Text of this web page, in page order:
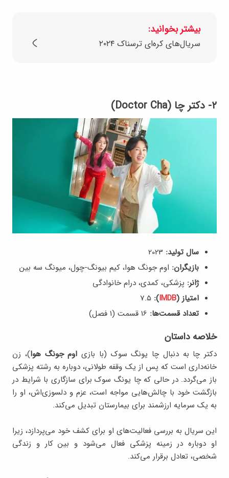
بیشتر بخوانید:
سریال‌های کره‌ای ترسناک ۲۰۲۴
۲- دکتر چا (Doctor Cha)
سال تولید:
بازیگران: اوم جونگ هوا، کیم بیونگ-چول، میونگ سه بین
ژانر: پزشکی، کمدی، درام خانوادگی
امتیاز (IMDB
):
تعداد قسمت‌ها:
خلاصه داستان
دکتر چا به دنبال چا یونگ سوک (با بازی اوم جونگ هوا)، زن
خانه‌داری است که پس از یک وقفه طولانی، دوباره به رشته پزشکی
باز می‌گردد. در حالی که چا یونگ سوک برای سازگاری با شرایط در
بازگشت خود با چالش‌هایی مواجه است، عزم و دلسوزی‌اش، او را
به یک سرمایه ارزشمند برای بیمارستان تبدیل می‌کند.
این سریال به بررسی فعالیت‌های او برای کشف خود می‌پردازد، زیرا
او دوباره در زمینه پزشکی فعال می‌شود و بین کار و زندگی
شخصی، تعادل برقرار می‌کند.